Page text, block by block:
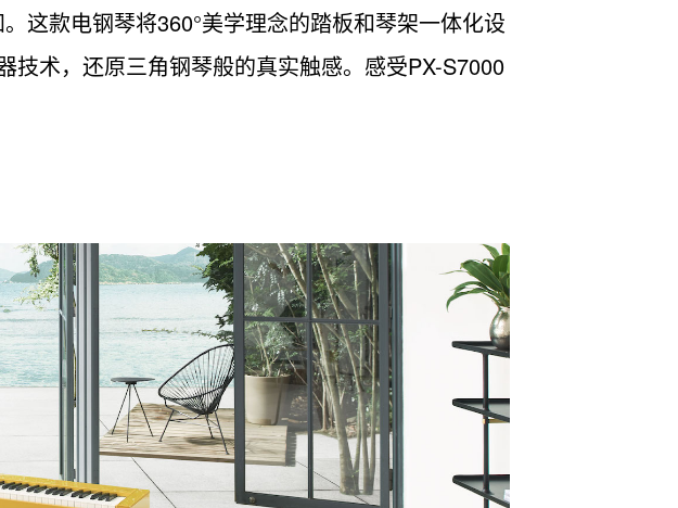
这款电钢琴将360°美学理念的踏板和琴架一体化设
术，还原三角钢琴般的真实触感。感受PX-S7000